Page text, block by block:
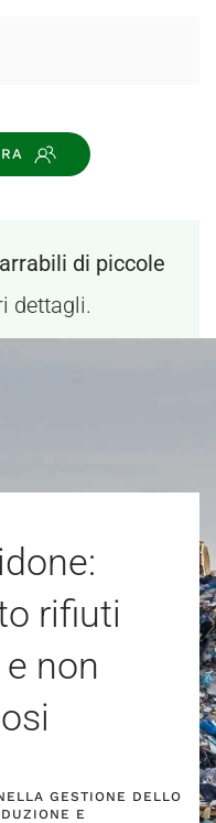
di piccole
dettagli.
rifiuti
non
GESTIONE DELLO
E